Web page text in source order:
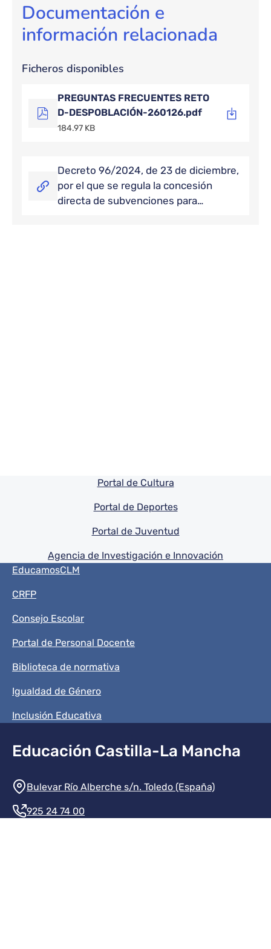
Documentación e
información relacionada
Ficheros disponibles
PREGUNTAS FRECUENTES RETO
D-DESPOBLACIÓN-260126.pdf
184.97 KB
Decreto 96/2024, de 23 de diciembre,
por el que se regula la concesión
directa de subvenciones para…
Pie de pagina información
Portal de Cultura
Portal de Deportes
Portal de Juventud
Agencia de Investigación e Innovación
Menú del pie
EducamosCLM
CRFP
Consejo Escolar
Portal de Personal Docente
Biblioteca de normativa
Igualdad de Género
Inclusión Educativa
Educación Castilla-La Mancha
Información de la institución
Bulevar Río Alberche s/n. Toledo (España)
925 24 74 00